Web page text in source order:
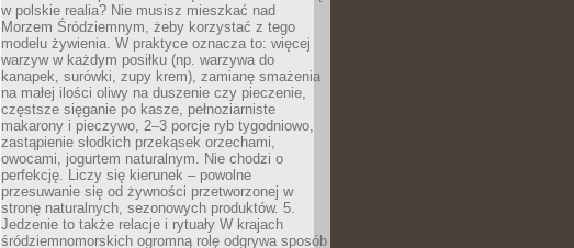
w polskie realia? Nie musisz mieszkać nad
Morzem Śródziemnym, żeby korzystać z tego
modelu żywienia. W praktyce oznacza to: więcej
warzyw w każdym posiłku (np. warzywa do
kanapek, surówki, zupy krem), zamianę smażenia
na małej ilości oliwy na duszenie czy pieczenie,
częstsze sięganie po kasze, pełnoziarniste
makarony i pieczywo, 2–3 porcje ryb tygodniowo,
zastąpienie słodkich przekąsek orzechami,
owocami, jogurtem naturalnym. Nie chodzi o
perfekcję. Liczy się kierunek – powolne
przesuwanie się od żywności przetworzonej w
stronę naturalnych, sezonowych produktów. 5.
Jedzenie to także relacje i rytuały W krajach
śródziemnomorskich ogromną rolę odgrywa sposób